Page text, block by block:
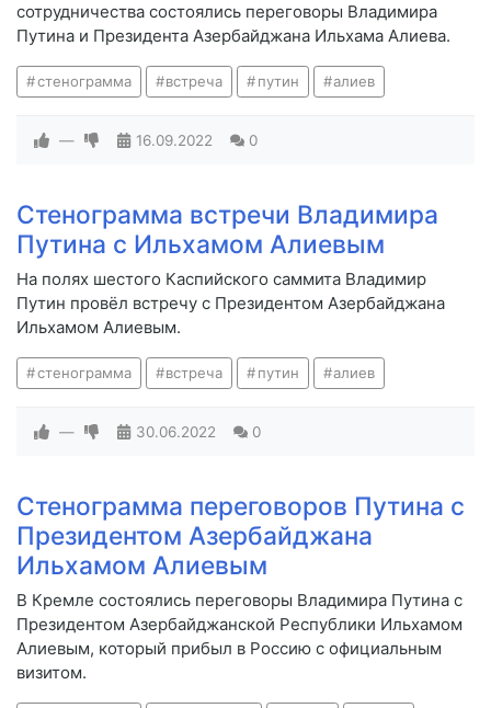
сотрудничества состоялись переговоры Владимира
Путина и Президента Азербайджана Ильхама Алиева.
стенограмма встреча путин алиев
— 16.09.2022 0
Стенограмма встречи Владимира
Путина с Ильхамом Алиевым
На полях шестого Каспийского саммита Владимир
Путин провёл встречу с Президентом Азербайджана
Ильхамом Алиевым.
стенограмма встреча путин алиев
— 30.06.2022 0
Стенограмма переговоров Путина с
Президентом Азербайджана
Ильхамом Алиевым
В Кремле состоялись переговоры Владимира Путина с
Президентом Азербайджанской Республики Ильхамом
Алиевым, который прибыл в Россию с официальным
визитом.